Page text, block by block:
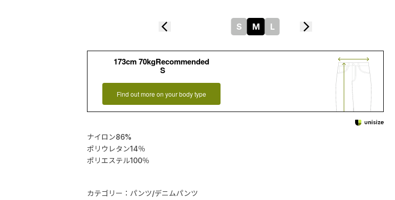
S M L
173cm 70kgRecommended
S
Find out more on your body type
ナイロン86%
ポリウレタン14％
ポリエステル100％
カテゴリー：パンツ/デニムパンツ